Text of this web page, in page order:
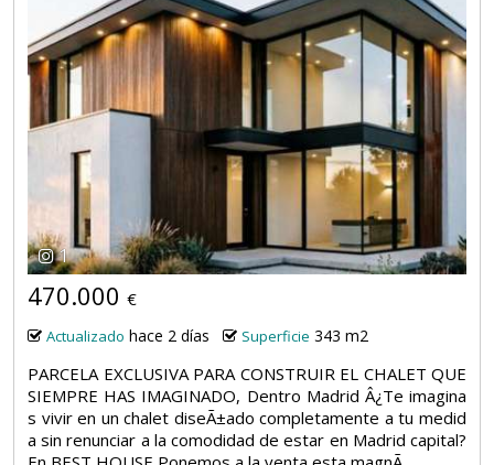
1
470.000 €
Actualizado hace 2 días Superficie 343 m2
PARCELA EXCLUSIVA PARA CONSTRUIR EL CHALET QUE
SIEMPRE HAS IMAGINADO, Dentro Madrid Â¿Te imagina
s vivir en un chalet diseÃ±ado completamente a tu medid
a sin renunciar a la comodidad de estar en Madrid capital?